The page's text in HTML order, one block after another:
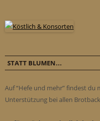
STATT BLUMEN…
Auf “Hefe und mehr” findest du
Unterstützung bei allen